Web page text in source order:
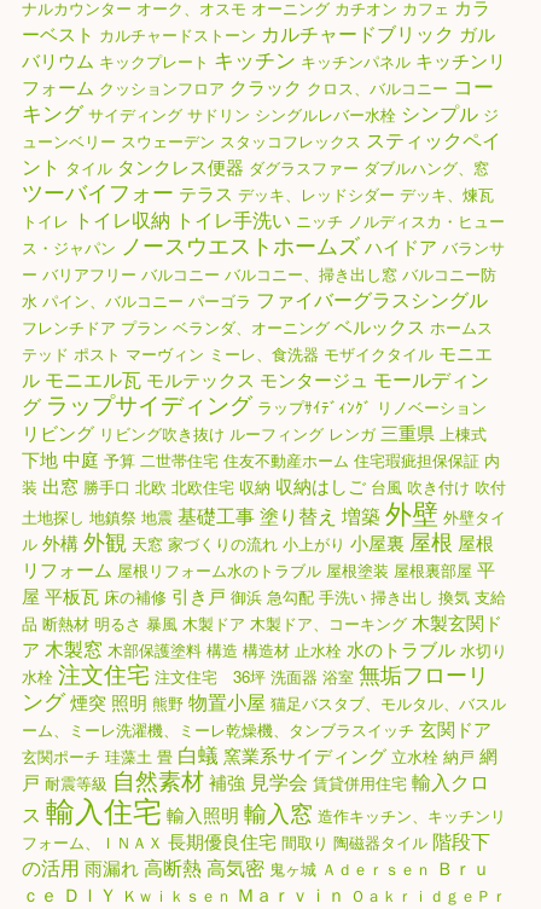
ナルカウンター オーク、オスモ オーニング カチオン カフェ カラ
ーベスト カルチャードストーン カルチャードブリック ガル
バリウム キックプレート キッチン キッチンパネル キッチンリ
フォーム クッションフロア クラック クロス、バルコニー コー
キング サイディング サドリン シングルレバー水栓 シンプル ジ
ューンベリー スウェーデン スタッコフレックス スティックペイ
ント タイル タンクレス便器 ダグラスファー ダブルハング、窓
ツーバイフォー テラス デッキ、レッドシダー デッキ、煉瓦
トイレ トイレ収納 トイレ手洗い ニッチ ノルディスカ・ヒュー
ス・ジャパン ノースウエストホームズハイドア バランサ
ー バリアフリー バルコニー バルコニー、掃き出し窓 バルコニー防
水 パイン、バルコニー パーゴラ ファイバーグラスシングル
フレンチドア プラン ベランダ、オーニング ベルックス ホームス
テッド ポスト マーヴィン ミーレ、食洗器 モザイクタイル モニエ
ル モニエル瓦 モルテックス モンタージュ モールディン
グ ラップサイディング ラップｻｲﾃﾞｨﾝｸﾞ リノベーション
リビング リビング吹き抜け ルーフィング レンガ 三重県 上棟式
下地中庭 予算 二世帯住宅 住友不動産ホーム 住宅瑕疵担保保証 内
装 出窓 勝手口 北欧 北欧住宅 収納 収納はしご 台風 吹き付け 吹付
土地探し 地鎮祭 地震 基礎工事塗り替え 増築外壁 外壁タイ
ル 外構外観 天窓 家づくりの流れ 小上がり 小屋裏 屋根 屋根
リフォーム 屋根リフォーム水のトラブル 屋根塗装 屋根裏部屋 平
屋 平板瓦 床の補修 引き戸 御浜 急勾配 手洗い 掃き出し 換気 支給
品 断熱材 明るさ 暴風 木製ドア 木製ドア、コーキング 木製玄関ド
ア 木製窓 木部保護塗料 構造 構造材 止水栓 水のトラブル 水切り
水栓 注文住宅 注文住宅 36坪 洗面器 浴室 無垢フローリ
ング煙突 照明 熊野 物置小屋 猫足バスタブ、モルタル、バスル
ーム、ミーレ洗濯機、ミーレ乾燥機、タンブラスイッチ 玄関ドア
玄関ポーチ 珪藻土 畳 白蟻 窯業系サイディング 立水栓 納戸 網
戸 耐震等級 自然素材補強 見学会 賃貸併用住宅 輸入クロ
ス 輸入住宅 輸入照明 輸入窓 造作キッチン、キッチンリ
フォーム、ＩＮＡＸ 長期優良住宅 間取り 陶磁器タイル 階段下
の活用 雨漏れ高断熱高気密 鬼ヶ城 Ａｄｅｒｓｅｎ Ｂｒｕ
ｃｅ ＤＩＹ Ｋｗｉｋｓｅｎ Ｍａｒｖｉｎ ＯａｋｒｉｄｇｅＰｒ